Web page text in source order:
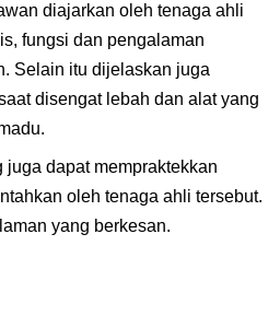
diajarkan oleh tenaga ahli
fungsi dan pengalaman
Selain itu dijelaskan juga
disengat lebah dan alat yang
dapat mempraktekkan
oleh tenaga ahli tersebut.
yang berkesan.